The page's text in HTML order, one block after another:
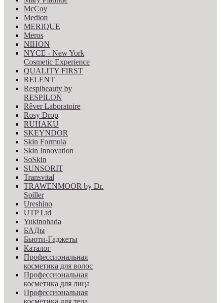
McCoy
Medion
MERIQUE
Meros
NIHON
NYCE - New York
Cosmetic Experience
QUALITY FIRST
RELENT
Respibeauty by
RESPILON
Rêver Laboratoire
Rosy Drop
RUHAKU
SKEYNDOR
Skin Formula
Skin Innovation
SoSkin
SUNSORIT
Transvital
TRAWENMOOR by Dr.
Spiller
Ureshino
UTP Ltd
Yukinohada
БАДы
Бьюти-Гаджеты
Каталог
Профессиональная
косметика для волос
Профессиональная
косметика для лица
Профессиональная
косметика для тела